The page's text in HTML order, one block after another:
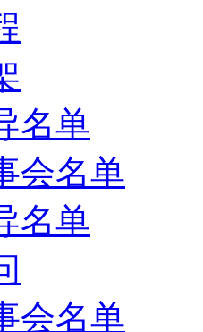
名单
会名单
名单
会名单